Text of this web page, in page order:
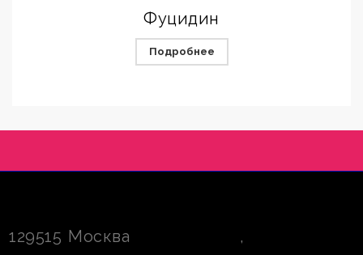
Фуцидин
Подробнее
129515 Москва ,